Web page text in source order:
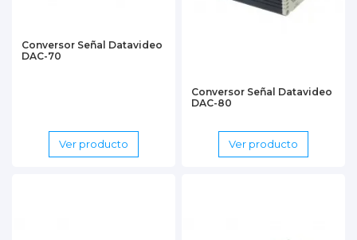
Conversor Señal Datavideo
DAC-70
Ver producto
Conversor Señal Datavideo
DAC-80
Ver producto